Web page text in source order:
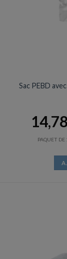
Sac PEBD
14,78
PAQUET DE